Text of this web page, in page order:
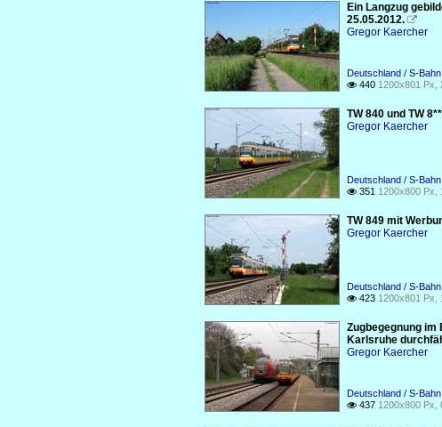
Ein Langzug
25.05.2012. 
Gregor Kaercher
Deutschland / S-
 440 1200x801 Px,
TW 840 und TW
Gregor Kaercher
Deutschland / S-
 351 1200x800 Px,
TW 849 mit
Gregor Kaercher
Deutschland / S-
 423 1200x801 Px,
Zugbegegnung im
Karlsruhe
Gregor Kaercher
Deutschland / S-
 437 1200x800 Px,